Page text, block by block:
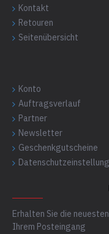
Kontakt
Retouren
Seitenübersicht
Konto
Auftragsverlauf
Partner
Newsletter
Geschenkgutscheine
Erhalten Sie die
Ihrem Posteingang